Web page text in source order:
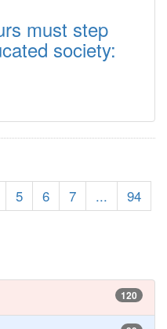
must step
society:
5 6 7 ...
94
120